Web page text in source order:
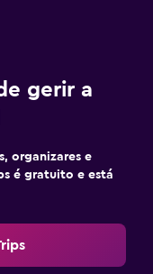
gerir a
organizares e
é gratuito e está